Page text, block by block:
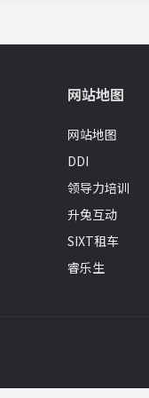
网站地图
网站地图
DDI
领导力培训
升兔互动
SIXT租车
睿乐生